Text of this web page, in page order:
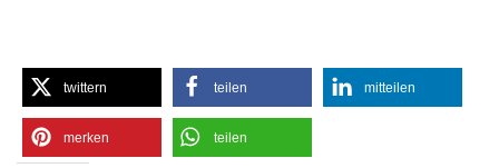
twittern teilen mitteilen
merken teilen